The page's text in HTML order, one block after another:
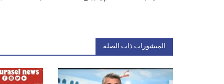
المنشورات ذات الصلة